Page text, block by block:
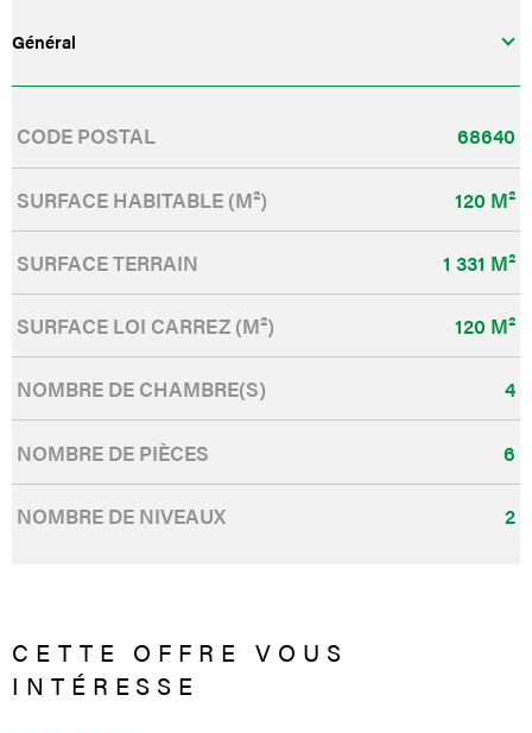
Général
Caractérisque Valeurs
CODE POSTAL 68640
SURFACE HABITABLE (M²) 120 M²
SURFACE TERRAIN 1 331 M²
SURFACE LOI CARREZ (M²) 120 M²
NOMBRE DE CHAMBRE(S) 4
NOMBRE DE PIÈCES 6
NOMBRE DE NIVEAUX 2
CETTE OFFRE
VOUS
INTÉRESSE